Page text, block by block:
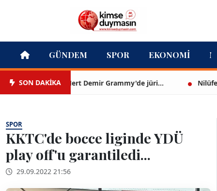
GÜNDEM SPOR EKONOMI
SON DAKİKAMert Demir Grammy'de jüri... Nilüfer
SPOR
KKTC'de bocce liginde YDÜ
play off'u garantiledi...
29.09.2022 21:56